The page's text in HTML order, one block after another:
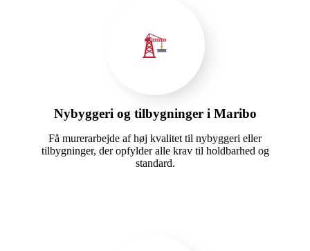
Nybyggeri og tilbygninger i Maribo
Få murerarbejde af høj kvalitet til nybyggeri eller
tilbygninger, der opfylder alle krav til holdbarhed og
standard.